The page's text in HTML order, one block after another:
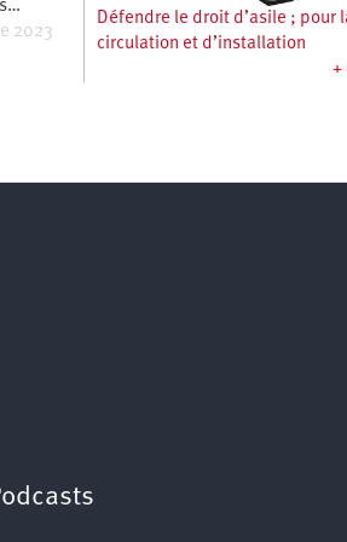
2023
Défendre le droit d’asile ; pour
circulation et d’installation
+